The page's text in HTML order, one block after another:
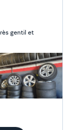
cher
domicile
gentil et